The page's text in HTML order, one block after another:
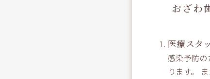
おざわ
医療スタ
感染予防
ります。